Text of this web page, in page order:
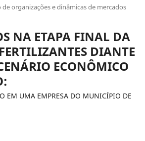
de organizações e dinâmicas de mercados
NA ETAPA FINAL DA
DIANTE
ECONÔMICO
EM UMA EMPRESA DO MUNICÍPIO DE